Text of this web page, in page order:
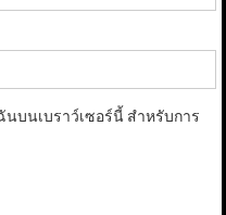
บนเบราว์เซอร์นี้ สำหรับการ